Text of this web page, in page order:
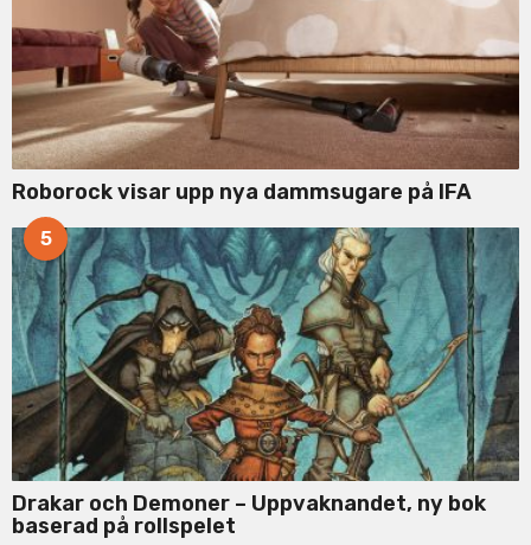
Roborock visar upp nya dammsugare på IFA
5
Drakar och Demoner – Uppvaknandet, ny bok
baserad på rollspelet